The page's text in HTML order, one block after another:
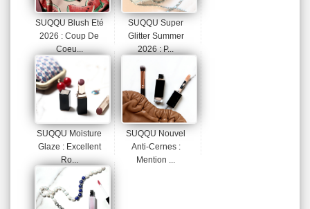
SUQQU Blush Eté
2026 : Coup De
Coeu...
SUQQU Super
Glitter Summer
2026 : P...
SUQQU Moisture
Glaze : Excellent
Ro...
SUQQU Nouvel
Anti-Cernes :
Mention ...